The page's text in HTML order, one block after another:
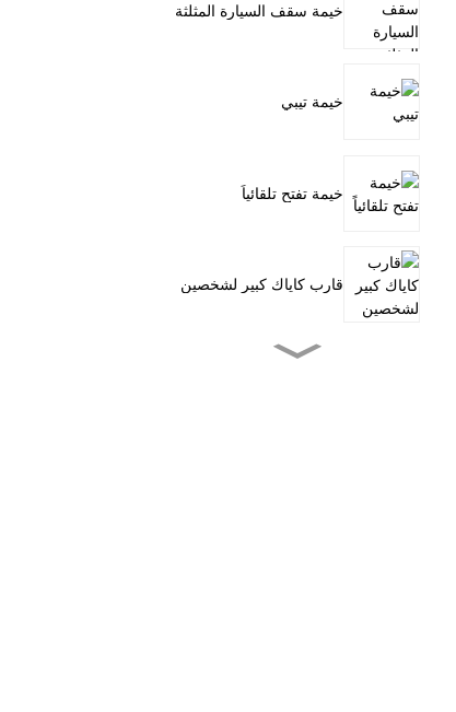
خيمة سقف السيارة المثلثة
خيمة تيبي
خيمة تفتح تلقائياً
قارب كاياك كبير لشخصين